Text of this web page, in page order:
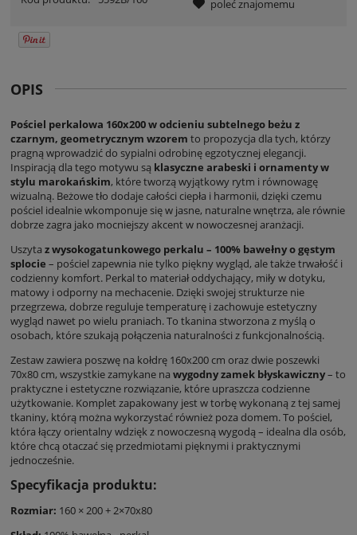
poleć znajomemu
OPIS
Pościel perkalowa 160x200 w odcieniu subtelnego beżu z
czarnym, geometrycznym wzorem to propozycja dla tych, którzy
pragną wprowadzić do sypialni odrobinę egzotycznej elegancji.
Inspiracją dla tego motywu są klasyczne arabeski i ornamenty w
stylu marokańskim, które tworzą wyjątkowy rytm i równowagę
wizualną. Beżowe tło dodaje całości ciepła i harmonii, dzięki czemu
pościel idealnie wkomponuje się w jasne, naturalne wnętrza, ale równie
dobrze zagra jako mocniejszy akcent w nowoczesnej aranżacji.
Uszyta z wysokogatunkowego perkalu – 100% bawełny o gęstym
splocie – pościel zapewnia nie tylko piękny wygląd, ale także trwałość i
codzienny komfort. Perkal to materiał oddychający, miły w dotyku,
matowy i odporny na mechacenie. Dzięki swojej strukturze nie
przegrzewa, dobrze reguluje temperaturę i zachowuje estetyczny
wygląd nawet po wielu praniach. To tkanina stworzona z myślą o
osobach, które szukają połączenia naturalności z funkcjonalnością.
Zestaw zawiera poszwę na kołdrę 160x200 cm oraz dwie poszewki
70x80 cm, wszystkie zamykane na wygodny zamek błyskawiczny– to
praktyczne i estetyczne rozwiązanie, które upraszcza codzienne
użytkowanie. Komplet zapakowany jest w torbę wykonaną z tej samej
tkaniny, którą można wykorzystać również poza domem. To pościel,
która łączy orientalny wdzięk z nowoczesną wygodą – idealna dla osób,
które chcą otaczać się przedmiotami pięknymi i praktycznymi
jednocześnie.
Specyfikacja produktu:
Rozmiar: 160 × 200 + 2×70x80